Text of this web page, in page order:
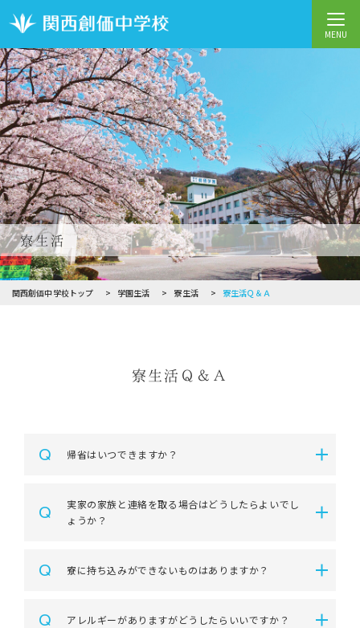
MENU
寮生活
関西創価中学校トップ 学園生活 寮生活 寮生活Ｑ＆Ａ
寮生活Ｑ＆Ａ
Q 帰省はいつできますか？
Q
実家の家族と連絡を取る場合はどうしたらよいでし
ょうか？
Q 寮に持ち込みができないものはありますか？
Q アレルギーがありますがどうしたらいいですか？